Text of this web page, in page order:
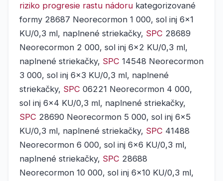
riziko progresie rastu nádoru kategorizované
formy 28687 Neorecormon 1 000, sol inj 6x1
KU/0,3 ml, naplnené striekačky, SPC 28689
Neorecormon 2 000, sol inj 6x2 KU/0,3 ml,
naplnené striekačky, SPC 14548 Neorecormon
3 000, sol inj 6x3 KU/0,3 ml, naplnené
striekačky, SPC 06221 Neorecormon 4 000,
sol inj 6x4 KU/0,3 ml, naplnené striekačky,
SPC 28690 Neorecormon 5 000, sol inj 6x5
KU/0,3 ml, naplnené striekačky, SPC 41488
Neorecormon 6 000, sol inj 6x6 KU/0,3 ml,
naplnené striekačky, SPC 28688
Neorecormon 10 000, sol inj 6x10 KU/0,3 ml,